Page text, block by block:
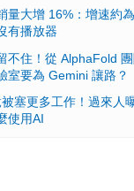
量大增 16%：增速約
有播放器
不住！從 AlphaFold
室要為 Gemini 讓路？
塞更多工作！過來人
使用AI